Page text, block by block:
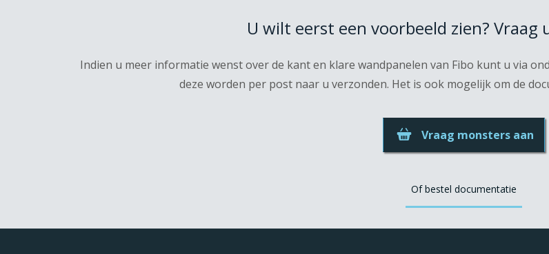
U wilt eerst een voorbeeld zien? Vraag
Indien u meer informatie wenst over de kant en klare wandpanelen van Fibo kunt u via
deze worden per post naar u verzonden. Het is ook mogelijk om de
Vraag monsters aan
Of bestel documentatie